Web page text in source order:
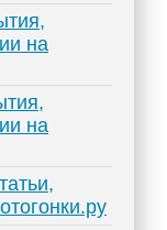
на
на